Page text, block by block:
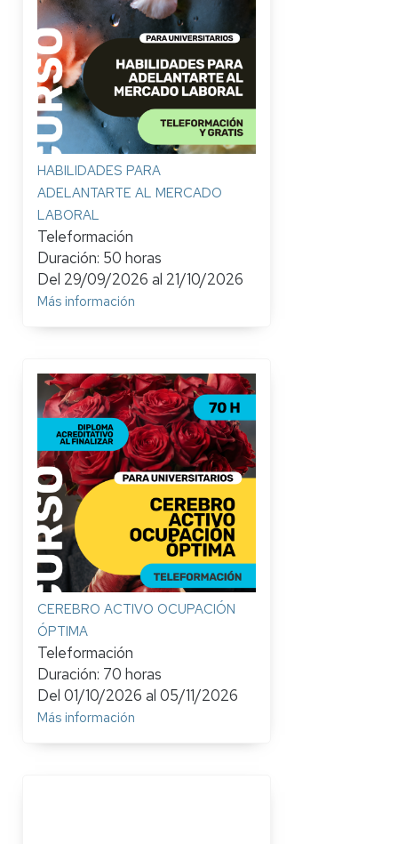
HABILIDADES PARA
ADELANTARTE AL MERCADO
LABORAL
Teleformación
Duración: 50 horas
Del 29/09/2026 al 21/10/2026
Más información
CEREBRO ACTIVO OCUPACIÓN
ÓPTIMA
Teleformación
Duración: 70 horas
Del 01/10/2026 al 05/11/2026
Más información